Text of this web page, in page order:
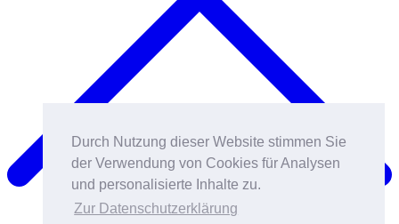
Durch Nutzung dieser Website stimmen Sie
der Verwendung von Cookies für Analysen
und personalisierte Inhalte zu.
Zur Datenschutzerklärung